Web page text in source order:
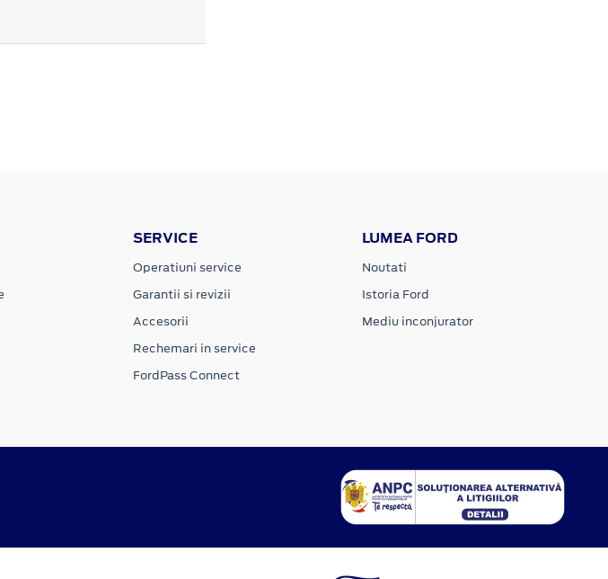
SERVICE
Operatiuni service
Garantii si revizii
Accesorii
Rechemari in service
FordPass Connect
LUMEA FORD
Noutati
Istoria Ford
Mediu inconjurator